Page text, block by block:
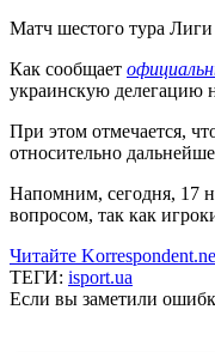
Матч шестого тура
Как сообщает
украинскую делегацию
При этом отмечается,
относительно
Напомним, сегодня, 17
вопросом, так как
Читайте
ТЕГИ: isport.ua
Если вы заметили